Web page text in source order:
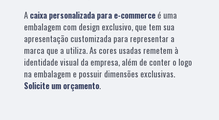
A caixa personalizada para e-commerce é uma
embalagem com design exclusivo, que tem sua
apresentação customizada para representar a
marca que a utiliza. As cores usadas remetem à
identidade visual da empresa, além de conter o logo
na embalagem e possuir dimensões exclusivas.
Solicite um orçamento.